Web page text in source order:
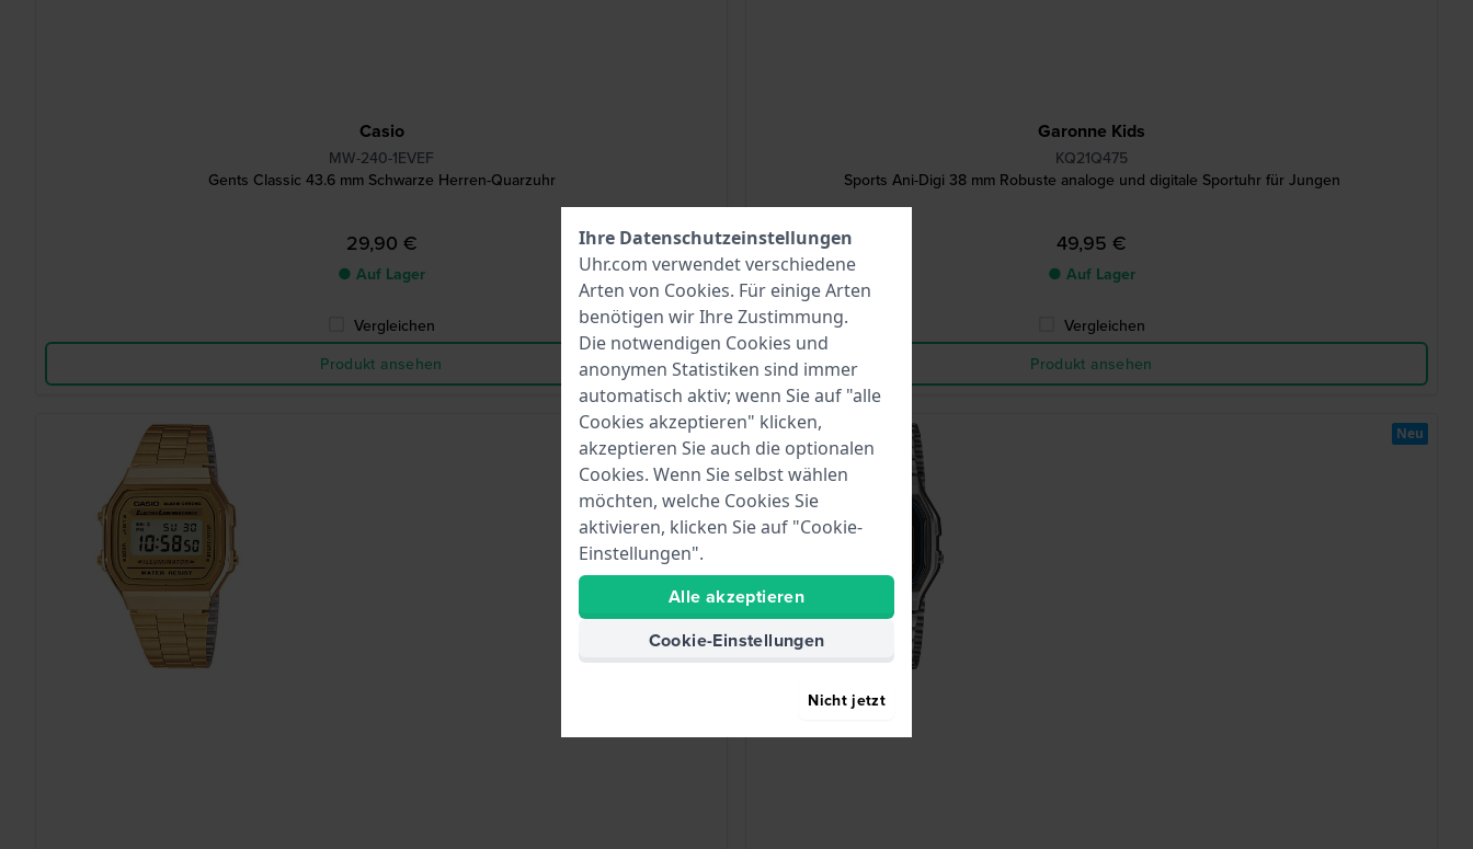
Casio
MW-240-1EVEF
Gents Classic 43.6 mm Schwarze Herren-Quarzuhr
29,90 €
● Auf Lager
Vergleichen
Produkt ansehen
Garonne Kids
KQ21Q475
Sports Ani-Digi 38 mm Robuste analoge und digitale Sportuhr für Jungen
49,95 €
● Auf Lager
Vergleichen
Produkt ansehen
Bestseller Neu
Ihre Datenschutzeinstellungen
Uhr.com verwendet verschiedene
Arten von Cookies. Für einige Arten
benötigen wir Ihre Zustimmung.
Die notwendigen Cookies und
anonymen Statistiken sind immer
automatisch aktiv; wenn Sie auf "alle
Cookies akzeptieren" klicken,
akzeptieren Sie auch die optionalen
Cookies. Wenn Sie selbst wählen
möchten, welche Cookies Sie
aktivieren, klicken Sie auf "Cookie-
Einstellungen".
Alle akzeptieren
Cookie-Einstellungen
Nicht jetzt